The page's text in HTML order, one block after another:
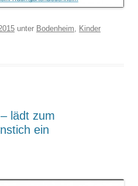
unter Bodenheim
Kinder
lädt zum
ein